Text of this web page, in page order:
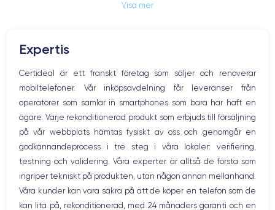
Visa mer
Expertis
Certideal är ett franskt företag som säljer och renoverar
mobiltelefoner. Vår inköpsavdelning får leveranser från
operatörer som samlar in smartphones som bara har haft en
ägare. Varje rekonditionerad produkt som erbjuds till försäljning
på vår webbplats hämtas fysiskt av oss och genomgår en
godkännandeprocess i tre steg i våra lokaler: verifiering,
testning och validering. Våra experter är alltså de första som
ingriper tekniskt på produkten, utan någon annan mellanhand.
Våra kunder kan vara säkra på att de köper en telefon som de
kan lita på, rekonditionerad, med 24 månaders garanti och en